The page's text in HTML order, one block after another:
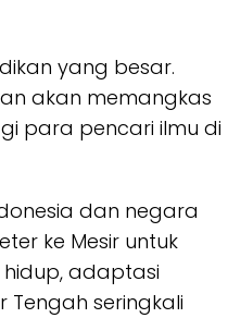
yang besar.
akan memangkas
para pencari ilmu di
dan negara
ke Mesir untuk
adaptasi
seringkali